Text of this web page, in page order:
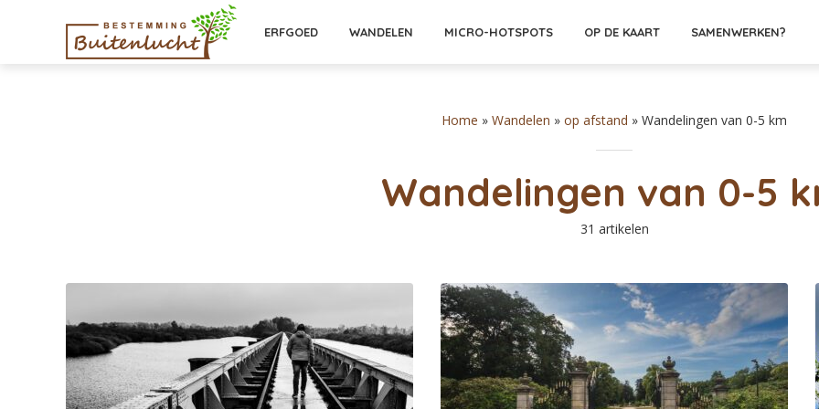
ERFGOED WANDELEN MICRO-HOTSPOTS OP DE KAART SAMENWERKEN?
Home » Wandelen » op afstand » Wandelingen van 0-5 km
Wandelingen van 0-5
31 artikelen